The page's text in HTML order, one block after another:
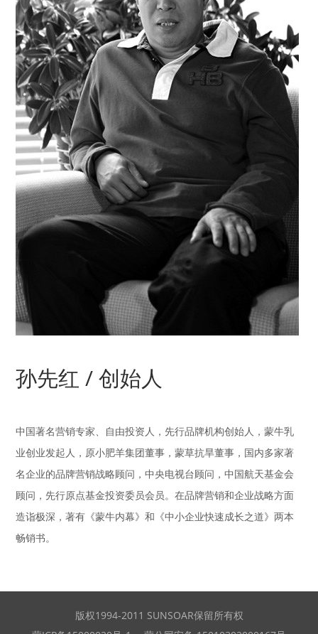
孙先红 / 创始人
中国著名营销专家、自由投资人，先行品牌机构创始人，蒙牛乳
业创业发起人，原小肥羊集团董事，蒙草抗旱董事，国内多家著
名企业的品牌营销战略顾问，中央电视台顾问，中国航天基金会
顾问，先行原点基金投资委员会员。在品牌营销和企业战略方面
造诣极深，著有《蒙牛内幕》和《中小企业快速成长之道》两本
畅销书。
版权1994-2011 SUNSOAR保留所有权